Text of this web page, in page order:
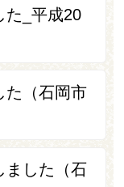
た_平成20
た（石岡市
ました（石